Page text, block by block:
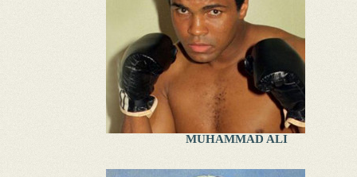
MUHAMMAD ALI